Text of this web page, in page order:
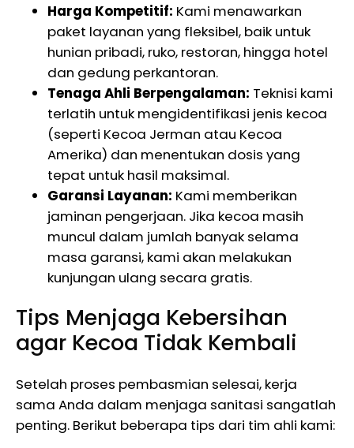
Harga Kompetitif: Kami menawarkan
paket layanan yang fleksibel, baik untuk
hunian pribadi, ruko, restoran, hingga hotel
dan gedung perkantoran.
Tenaga Ahli Berpengalaman: Teknisi kami
terlatih untuk mengidentifikasi jenis kecoa
(seperti Kecoa Jerman atau Kecoa
Amerika) dan menentukan dosis yang
tepat untuk hasil maksimal.
Garansi Layanan: Kami memberikan
jaminan pengerjaan. Jika kecoa masih
muncul dalam jumlah banyak selama
masa garansi, kami akan melakukan
kunjungan ulang secara gratis.
Tips Menjaga Kebersihan
agar Kecoa Tidak Kembali
Setelah proses pembasmian selesai, kerja
sama Anda dalam menjaga sanitasi sangatlah
penting. Berikut beberapa tips dari tim ahli kami: